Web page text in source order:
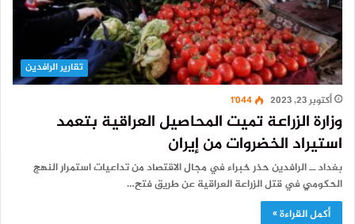
تقارير الرافدين
أكتوبر 23, 2023
1٬044
وزارة الزراعة تميت المحاصيل العراقية بتعمد
استيراد الخضروات من إيران
بغداد ــ الرافدين حذر خبراء في مجال الاقتصاد من تداعيات استمرار النهج
الحكومي في قتل الزراعة العراقية عن طريق فتح…
أكمل القراءة »